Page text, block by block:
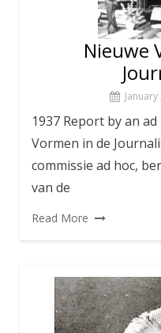
Nieuwe
1937 Report by an
Vormen in de
commissie ad hoc,
van de
Read More